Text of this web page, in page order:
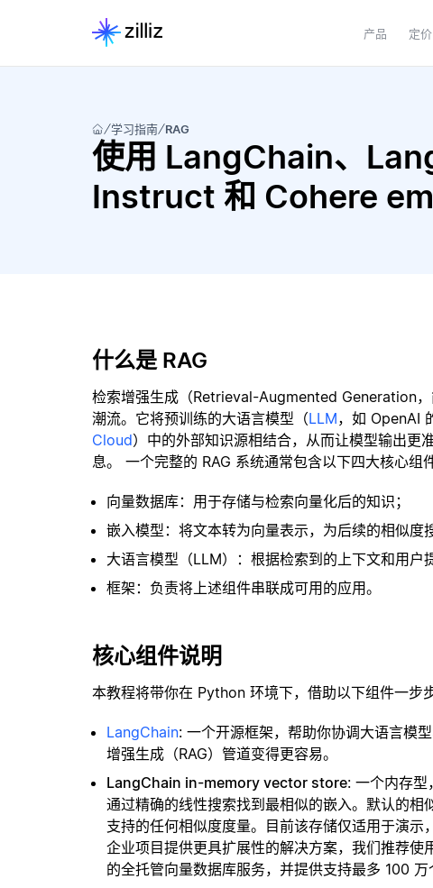
产品 定价
学习指南 RAG
使用 LangChain、
Instruct 和 Cohere
什么是 RAG
检索增强生成（Retrieval-Augmented Generation
潮流。它将预训练的大语言模型（LLM，如 OpenAI
Cloud）中的外部知识源相结合，从而让模型输出更
息。 一个完整的 RAG 系统通常包含以下四大核心组件
向量数据库：用于存储与检索向量化后的知识；
嵌入模型：将文本转为向量表示，为后续的相似度
大语言模型（LLM）：根据检索到的上下文和用户
框架：负责将上述组件串联成可用的应用。
核心组件说明
本教程将带你在 Python 环境下，借助以下组件一步
LangChain: 一个开源框架，帮助你协调大语言模
增强生成（RAG）管道变得更容易。
LangChain in-memory vector store: 一个内存型
通过精确的线性搜索找到最相似的嵌入。默认的
支持的任何相似度度量。目前该存储仅适用于演
企业项目提供更具扩展性的解决方案，我们推荐使
的全托管向量数据库服务，并提供支持最多 100